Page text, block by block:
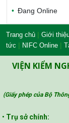
Đang Online
Trang chủ | Giới
tức | NIFC Online |
VIỆN KIỂM
(Giấy phép của Bộ
• Trụ sở chính: